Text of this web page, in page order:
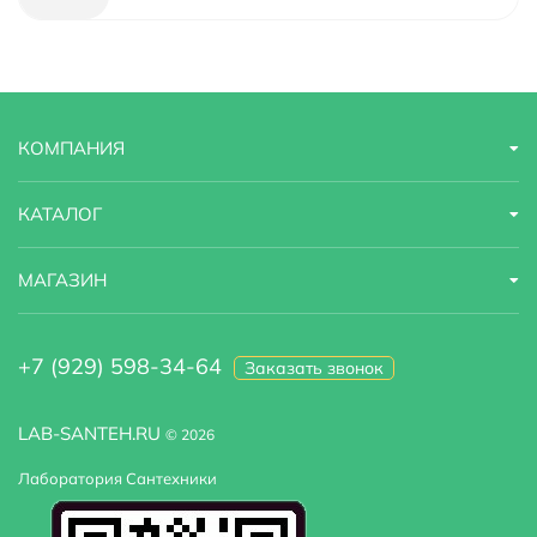
Назначение
Область применения
LAB-SANTEH.RU © 2026
Лаборатория Сантехники
КОМПАНИЯ
КАТАЛОГ
МАГАЗИН
+7 (929) 598-34-64 Заказать звонок